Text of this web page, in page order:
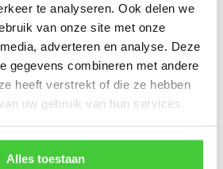
te analyseren. Ook delen we
van onze site met onze
adverteren en analyse. Deze
gegevens combineren met andere
heeft verstrekt of die ze hebben
uw gebruik van hun services.
Alles toestaan